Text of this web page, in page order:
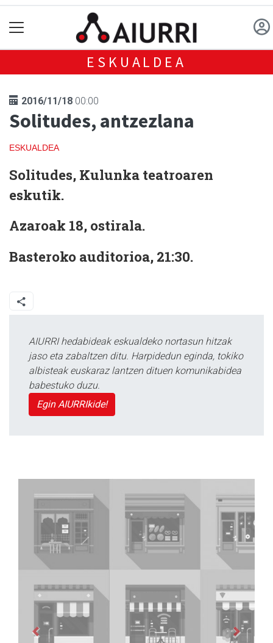
ESKUALDEA
2016/11/18 00:00
Solitudes, antzezlana
ESKUALDEA
Solitudes, Kulunka teatroaren
eskutik.
Azaroak 18, ostirala.
Basteroko auditorioa, 21:30.
AIURRI hedabideak eskualdeko nortasun hitzak
jaso eta zabaltzen ditu. Harpidedun eginda, tokiko
albisteak euskaraz lantzen dituen komunikabidea
babestuko duzu.
Egin AIURRIkide!
Previous Next